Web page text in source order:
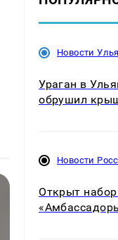
Новости
Ураган в
обрушил
Новости
Открыт